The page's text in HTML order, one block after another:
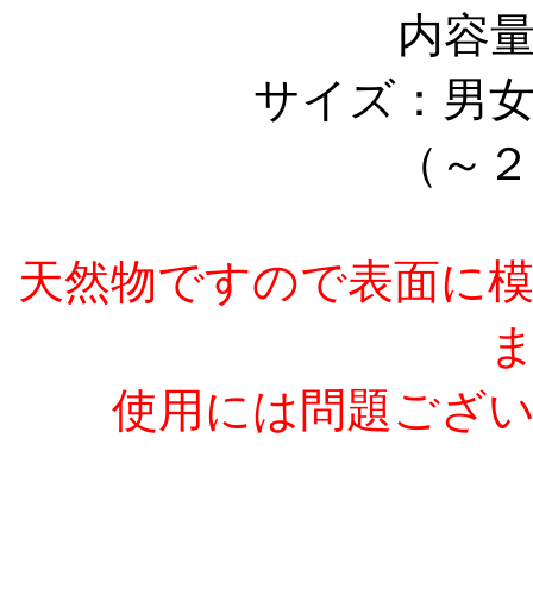
内容
サイズ：男
（～
天然物ですので表面に
使用には問題ござ